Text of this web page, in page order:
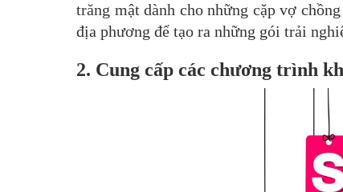
trăng mật dành cho những cặp vợ
địa phương để tạo ra những gói trải
2. Cung cấp các chương trình